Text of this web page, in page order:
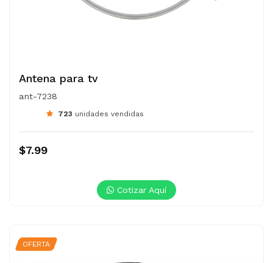
Antena para tv
ant-7238
723 unidades vendidas
$7.99
Cotizar Aquí
OFERTA